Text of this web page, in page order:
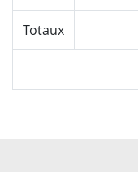
Totaux